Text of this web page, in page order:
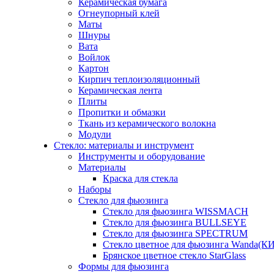
Керамическая бумага
Огнеупорный клей
Маты
Шнуры
Вата
Войлок
Картон
Кирпич теплоизоляционный
Керамическая лента
Плиты
Пропитки и обмазки
Ткань из керамического волокна
Модули
Стекло: материалы и инструмент
Инструменты и оборудование
Материалы
Краска для стекла
Наборы
Стекло для фьюзинга
Стекло для фьюзинга WISSMACH
Стекло для фьюзинга BULLSEYE
Стекло для фьюзинга SPECTRUM
Стекло цветное для фьюзинга
Брянское цветное стекло StarGlass
Формы для фьюзинга